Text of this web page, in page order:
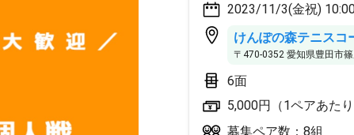
2023/11/3(金祝)
けんぽの森テニスコ
〒470-0352 愛知県豊田市
6面
5,000円（1ペアあたり
募集ペア数：8組